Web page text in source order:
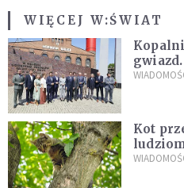
WIĘCEJ W:ŚWIAT
„Dolina
Kot
kaczki.